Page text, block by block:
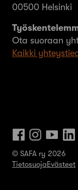
00500 Helsinki
Ota suoraan
Kaikki
© SAFA ry 2026
TietosuojaEvästeet